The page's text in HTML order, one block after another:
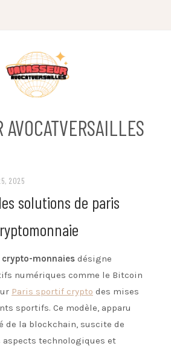
AVOCATVERSAILLES
2025
solutions de paris
monnaies désigne
numériques comme le Bitcoin
Paris sportif crypto des mises
sportifs. Ce modèle, apparu
de la blockchain, suscite de
aspects technologiques et